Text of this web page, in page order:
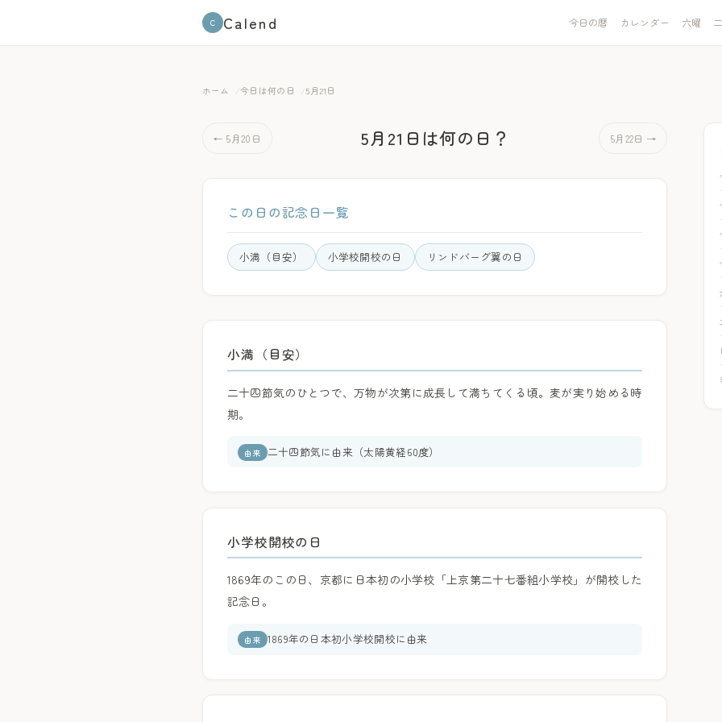
C Calend 今日の暦 カレンダー 六曜
ホーム 今日は何の日 5月21日
← 5月20日 5月21日は何の日？ 5月22日 →
この日の記念日一覧
小満（目安） 小学校開校の日 リンドバーグ翼の日
小満（目安）
二十四節気のひとつで、万物が次第に成長して満ちてくる頃。麦が実り始める時
期。
由来 二十四節気に由来（太陽黄経60度）
小学校開校の日
1869年のこの日、京都に日本初の小学校「上京第二十七番組小学校」が開校した
記念日。
由来 1869年の日本初小学校開校に由来